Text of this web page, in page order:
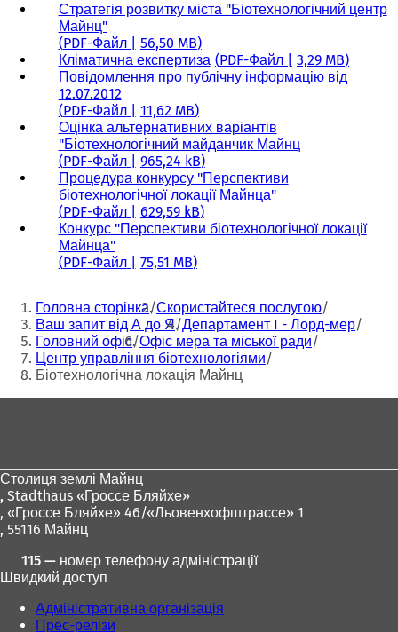
Стратегія розвитку міста "Біотехнологічний центр
Майнц"
PDF-Файл
56,50 MB
Кліматична експертиза PDF-Файл
3,29 MB
Повідомлення про публічну інформацію від
12.07.2012
PDF-Файл
11,62 MB
Оцінка альтернативних варіантів
"Біотехнологічний майданчик Майнц
PDF-Файл
965,24 kB
Процедура конкурсу "Перспективи
біотехнологічної локації Майнца"
PDF-Файл
629,59 kB
Конкурс "Перспективи біотехнологічної локації
Майнца"
PDF-Файл 75,51 MB
Ти
тут:
Головна сторінка Скористайтеся послугою
Ваш запит від А до Я Департамент I - Лорд-мер
Головний офіс Офіс мера та міської ради
Центр управління біотехнологіями
Біотехнологічна локація Майнц
Столиця землі Майнц
, Stadthaus «Гроссе Бляйхе»
, «Гроссе Бляйхе» 46/«Льовенхофштрассе» 1
, 55116 Майнц
115 — номер телефону адміністрації
Швидкий доступ
Адміністративна організація
Прес-релізи